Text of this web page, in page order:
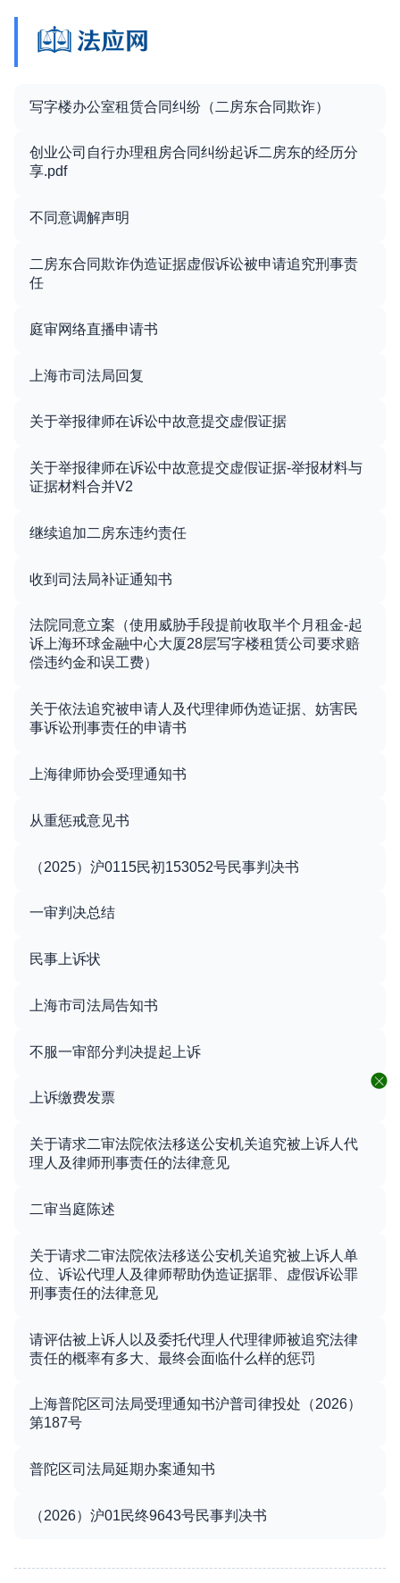
写字楼办公室租赁合同纠纷（二房东合同欺诈）
创业公司自行办理租房合同纠纷起诉二房东的经历分
享.pdf
不同意调解声明
二房东合同欺诈伪造证据虚假诉讼被申请追究刑事责
任
庭审网络直播申请书
上海市司法局回复
关于举报律师在诉讼中故意提交虚假证据
关于举报律师在诉讼中故意提交虚假证据-举报材料与
证据材料合并V2
继续追加二房东违约责任
收到司法局补证通知书
法院同意立案（使用威胁手段提前收取半个月租金-起
诉上海环球金融中心大厦28层写字楼租赁公司要求赔
偿违约金和误工费）
关于依法追究被申请人及代理律师伪造证据、妨害民
事诉讼刑事责任的申请书
上海律师协会受理通知书
从重惩戒意见书
（2025）沪0115民初153052号民事判决书
一审判决总结
民事上诉状
上海市司法局告知书
不服一审部分判决提起上诉
上诉缴费发票
关于请求二审法院依法移送公安机关追究被上诉人代
理人及律师刑事责任的法律意见
二审当庭陈述
关于请求二审法院依法移送公安机关追究被上诉人单
位、诉讼代理人及律师帮助伪造证据罪、虚假诉讼罪
刑事责任的法律意见
请评估被上诉人以及委托代理人代理律师被追究法律
责任的概率有多大、最终会面临什么样的惩罚
上海普陀区司法局受理通知书沪普司律投处（2026）
第187号
普陀区司法局延期办案通知书
（2026）沪01民终9643号民事判决书